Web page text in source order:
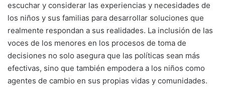
escuchar y considerar las experiencias y necesidades de
los niños y sus familias para desarrollar soluciones que
realmente respondan a sus realidades. La inclusión de las
voces de los menores en los procesos de toma de
decisiones no solo asegura que las políticas sean más
efectivas, sino que también empodera a los niños como
agentes de cambio en sus propias vidas y comunidades.